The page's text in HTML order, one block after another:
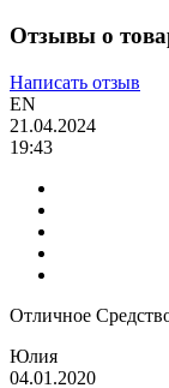
Отзывы о
Написать отзыв
EN
21.04.2024
19:43
Отличное
Юлия
04.01.2020